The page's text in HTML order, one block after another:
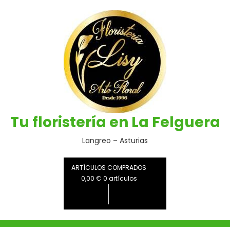
Tu floristería en La Felguera
Langreo – Asturias
ARTÍCULOS COMPRADOS
0,00 € 0 artículos